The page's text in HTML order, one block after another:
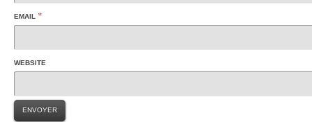
EMAIL *
WEBSITE